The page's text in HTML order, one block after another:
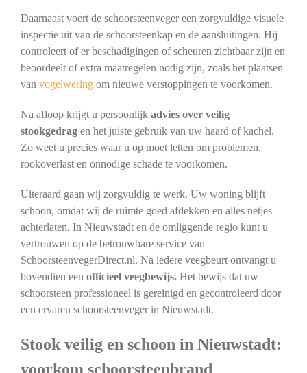
Daarnaast voert de schoorsteenveger een zorgvuldige visuele
inspectie uit van de schoorsteenkap en de aansluitingen. Hij
controleert of er beschadigingen of scheuren zichtbaar zijn en
beoordeelt of extra maatregelen nodig zijn, zoals het plaatsen
van vogelweringom nieuwe verstoppingen te voorkomen.
Na afloop krijgt u persoonlijk advies over veilig
stookgedragen het juiste gebruik van uw haard of kachel.
Zo weet u precies waar u op moet letten om problemen,
rookoverlast en onnodige schade te voorkomen.
Uiteraard gaan wij zorgvuldig te werk. Uw woning blijft
schoon, omdat wij de ruimte goed afdekken en alles netjes
achterlaten. In Nieuwstadt en de omliggende regio kunt u
vertrouwen op de betrouwbare service van
SchoorsteenvegerDirect.nl. Na iedere veegbeurt ontvangt u
bovendien een officieel veegbewijs. Het bewijs dat uw
schoorsteen professioneel is gereinigd en gecontroleerd door
een ervaren schoorsteenveger in Nieuwstadt.
Stook veilig en schoon in Nieuwstadt:
voorkom schoorsteenbrand